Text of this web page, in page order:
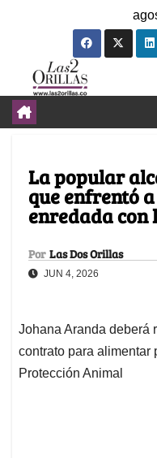
La popular
que enfrentó
enredada
Por Las Dos Orillas
JUN 4, 2026
Johana Aranda deberá
contrato para alimentar
Protección Animal